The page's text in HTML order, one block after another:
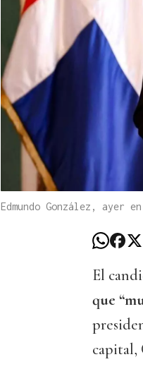
Edmundo González, ayer
El
que
capital,